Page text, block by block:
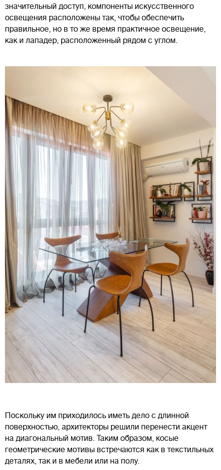
значительный доступ, компоненты искусственного
освещения расположены так, чтобы обеспечить
правильное, но в то же время практичное освещение,
как и лападер, расположенный рядом с углом.
Поскольку им приходилось иметь дело с длинной
поверхностью, архитекторы решили перенести акцент
на диагональный мотив. Таким образом, косые
геометрические мотивы встречаются как в текстильных
деталях, так и в мебели или на полу.